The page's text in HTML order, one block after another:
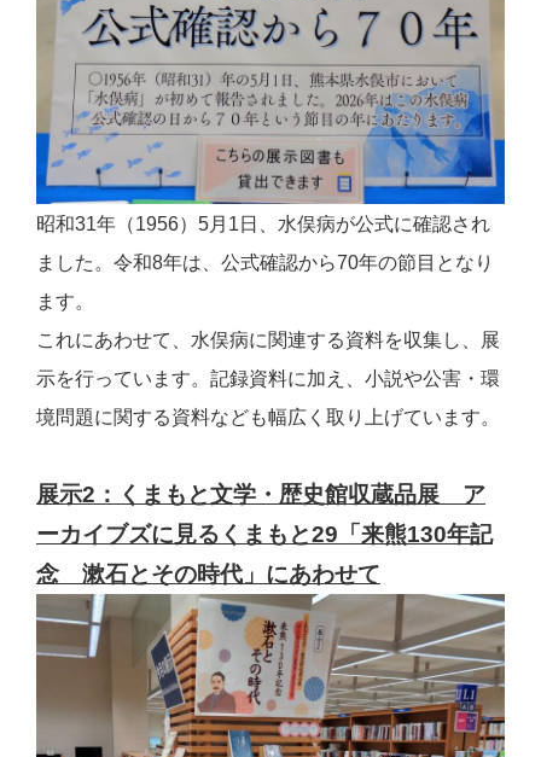
昭和31年（1956）5月1日、水俣病が公式に確認され
ました。令和8年は、公式確認から70年の節目となり
ます。
これにあわせて、水俣病に関連する資料を収集し、展
示を行っています。記録資料に加え、小説や公害・環
境問題に関する資料なども幅広く取り上げています。
展示2：くまもと文学・歴史館収蔵品展
ア
ーカイブズに見るくまもと29 「来熊130年記
念 漱石とその時代」にあわせて